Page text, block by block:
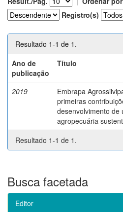
Registro(s)
Resultado 1-1 de 1.
Ano de
publicação
Título
2019
Embrapa
primeiras
desenvolvimento de
agropecuária
Resultado 1-1 de 1.
Busca facetada
Editor